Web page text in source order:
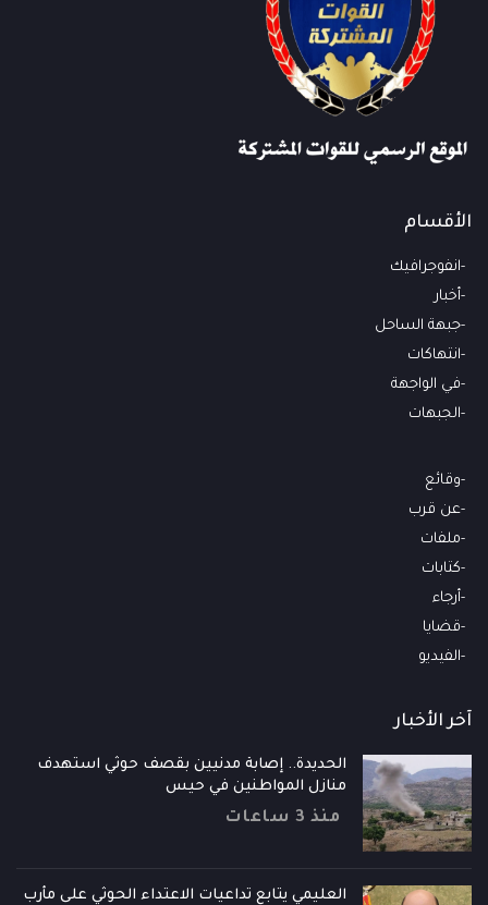
الأقسام
انفوجرافيك
أخبار
جبهة الساحل
انتهاكات
في الواجهة
الجبهات
وقائع
عن قرب
ملفات
كتابات
أرجاء
قضايا
الفيديو
آخر الأخبار
الحديدة.. إصابة مدنيين بقصف حوثي استهدف
منازل المواطنين في حيس
منذ 3 ساعات
العليمي يتابع تداعيات الاعتداء الحوثي على مأرب